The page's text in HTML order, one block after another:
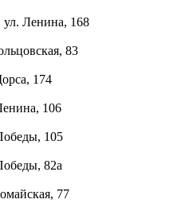
ул. Ленина, 168
83
174
106
105
82а
77